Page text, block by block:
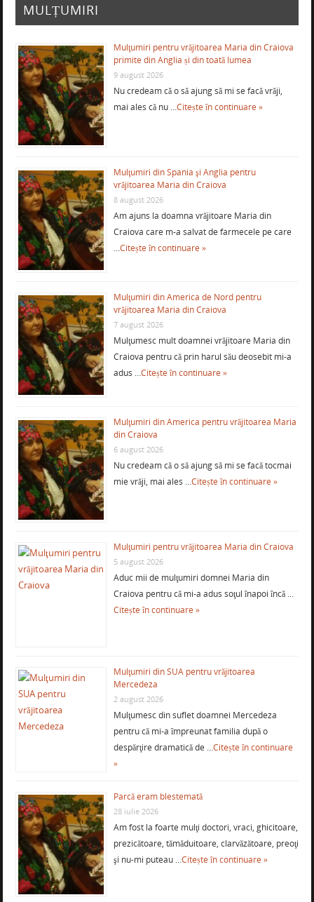
MULȚUMIRI
Mulţumiri pentru vrăjitoarea Maria din Craiova
primite din Anglia și din toată lumea
9 august 2026
Nu credeam că o să ajung să mi se facă vrăji,
mai ales că nu …Citește în continuare »
Mulţumiri din Spania şi Anglia pentru
vrăjitoarea Maria din Craiova
8 august 2026
Am ajuns la doamna vrăjitoare Maria din
Craiova care m-a salvat de farmecele pe care
…Citește în continuare »
Mulţumiri din America de Nord pentru
vrăjitoarea Maria din Craiova
7 august 2026
Mulţumesc mult doamnei vrăjitoare Maria din
Craiova pentru că prin harul său deosebit mi-a
adus …Citește în continuare »
Mulţumiri din America pentru vrăjitoarea Maria
din Craiova
6 august 2026
Nu credeam că o să ajung să mi se facă tocmai
mie vrăji, mai ales …Citește în continuare »
Mulţumiri pentru vrăjitoarea Maria din Craiova
5 august 2026
Aduc mii de mulţumiri domnei Maria din
Craiova pentru că mi-a adus soţul înapoi încă …
Citește în continuare »
Mulţumiri din SUA pentru vrăjitoarea
Mercedeza
2 august 2026
Mulţumesc din suflet doamnei Mercedeza
pentru că mi-a împreunat familia după o
despărţire dramatică de …Citește în continuare
»
Parcă eram blestemată
28 iulie 2026
Am fost la foarte mulţi doctori, vraci, ghicitoare,
prezicătoare, tămăduitoare, clarvăzătoare, preoţi
şi nu-mi puteau …Citește în continuare »